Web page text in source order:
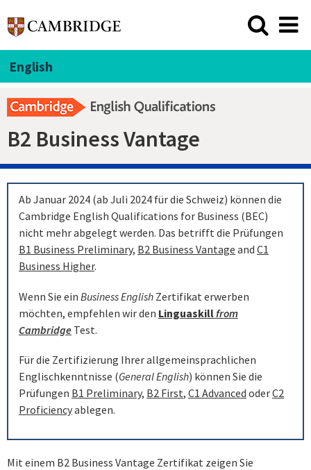
English
B2 Business Vantage
Ab Januar 2024 (ab Juli 2024 für die Schweiz) können die
Cambridge English Qualifications for Business (BEC)
nicht mehr abgelegt werden. Das betrifft die Prüfungen
B1 Business Preliminary, B2 Business Vantage and C1
Business Higher.
Wenn Sie ein Business English Zertifikat erwerben
möchten, empfehlen wir den Linguaskill from
Cambridge Test.
Für die Zertifizierung Ihrer allgemeinsprachlichen
Englischkenntnisse (General English) können Sie die
Prüfungen B1 Preliminary, B2 First, C1 Advanced oderC2
Proficiencyablegen.
Mit einem B2 Business Vantage Zertifikat zeigen Sie